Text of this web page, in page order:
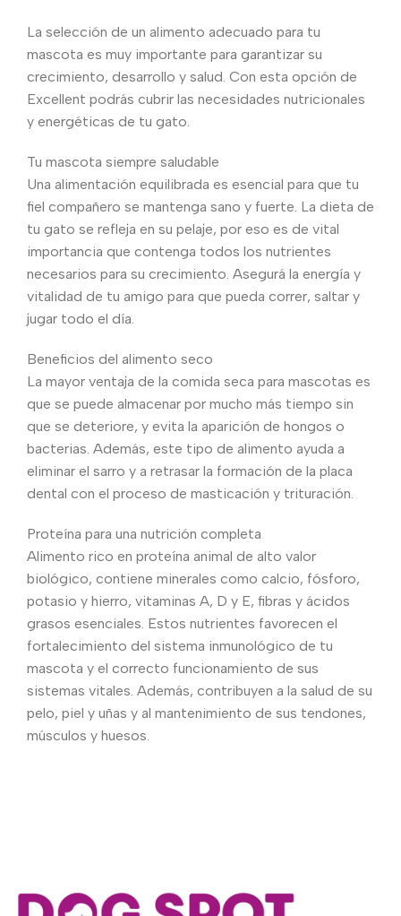
La selección de un alimento adecuado para tu
mascota es muy importante para garantizar su
crecimiento, desarrollo y salud. Con esta opción de
Excellent podrás cubrir las necesidades nutricionales
y energéticas de tu gato.
Tu mascota siempre saludable
Una alimentación equilibrada es esencial para que tu
fiel compañero se mantenga sano y fuerte. La dieta de
tu gato se refleja en su pelaje, por eso es de vital
importancia que contenga todos los nutrientes
necesarios para su crecimiento. Asegurá la energía y
vitalidad de tu amigo para que pueda correr, saltar y
jugar todo el día.
Beneficios del alimento seco
La mayor ventaja de la comida seca para mascotas es
que se puede almacenar por mucho más tiempo sin
que se deteriore, y evita la aparición de hongos o
bacterias. Además, este tipo de alimento ayuda a
eliminar el sarro y a retrasar la formación de la placa
dental con el proceso de masticación y trituración.
Proteína para una nutrición completa
Alimento rico en proteína animal de alto valor
biológico, contiene minerales como calcio, fósforo,
potasio y hierro, vitaminas A, D y E, fibras y ácidos
grasos esenciales. Estos nutrientes favorecen el
fortalecimiento del sistema inmunológico de tu
mascota y el correcto funcionamiento de sus
sistemas vitales. Además, contribuyen a la salud de su
pelo, piel y uñas y al mantenimiento de sus tendones,
músculos y huesos.